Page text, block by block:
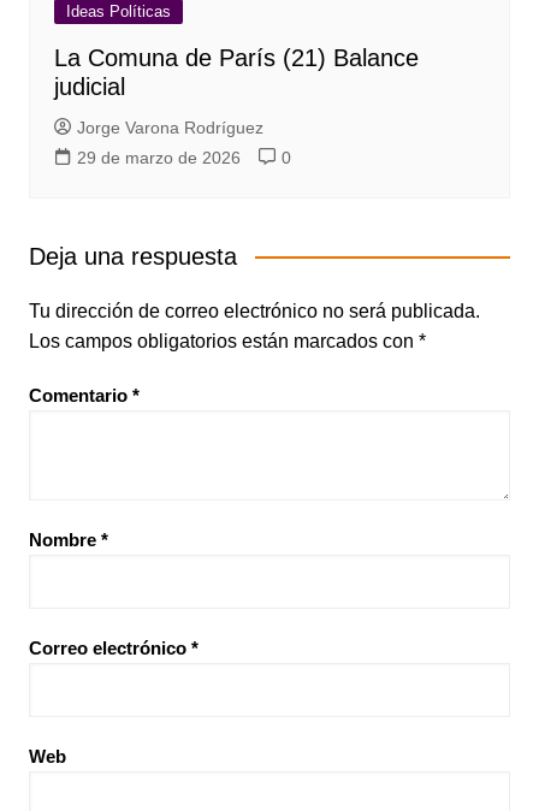
Ideas Políticas
La Comuna de París (21) Balance
judicial
Jorge Varona Rodríguez
29 de marzo de 2026
0
Deja una respuesta
Tu dirección de correo electrónico no será publicada.
Los campos obligatorios están marcados con *
Comentario *
Nombre *
Correo electrónico *
Web